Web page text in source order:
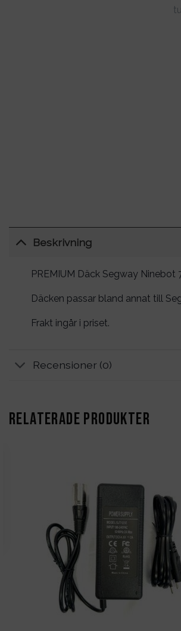
Beskrivning
PREMIUM Däck Segway
Däcken passar bland annat till
Frakt ingår i priset.
Recensioner (0)
RELATERADE PRODUKTER